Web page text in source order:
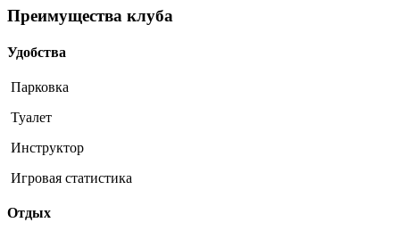
Преимущества клуба
Удобства
Парковка
Туалет
Инструктор
Игровая статистика
Отдых